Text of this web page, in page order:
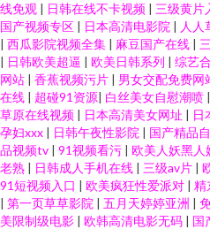
线免观 | 日韩在线不卡视频 | 三级黄片
国产视频专区 | 日本高清电影院 | 人人
| 西瓜影院视频全集 | 麻豆国产在线 |
| 日韩欧美超逼 | 欧美日韩系列 | 综艺
网站 | 香蕉视频污片 | 男女交配免费网
在线 | 超碰91资源| 白丝美女自慰潮喷 |
草原在线视频 | 日本高清美女网址 | 日
孕妇xxx | 日韩午夜性影院 | 国产精品
品视频tv | 91视频看污 | 欧美人妖黑人
老熟 | 日韩成人手机在线 | 三级av片 |
91短视频入口 | 欧美疯狂性爱派对 | 精
| 第一页草草影院 | 五月天婷婷亚洲 |
美限制级电影 | 欧韩高清电影无码 | 国